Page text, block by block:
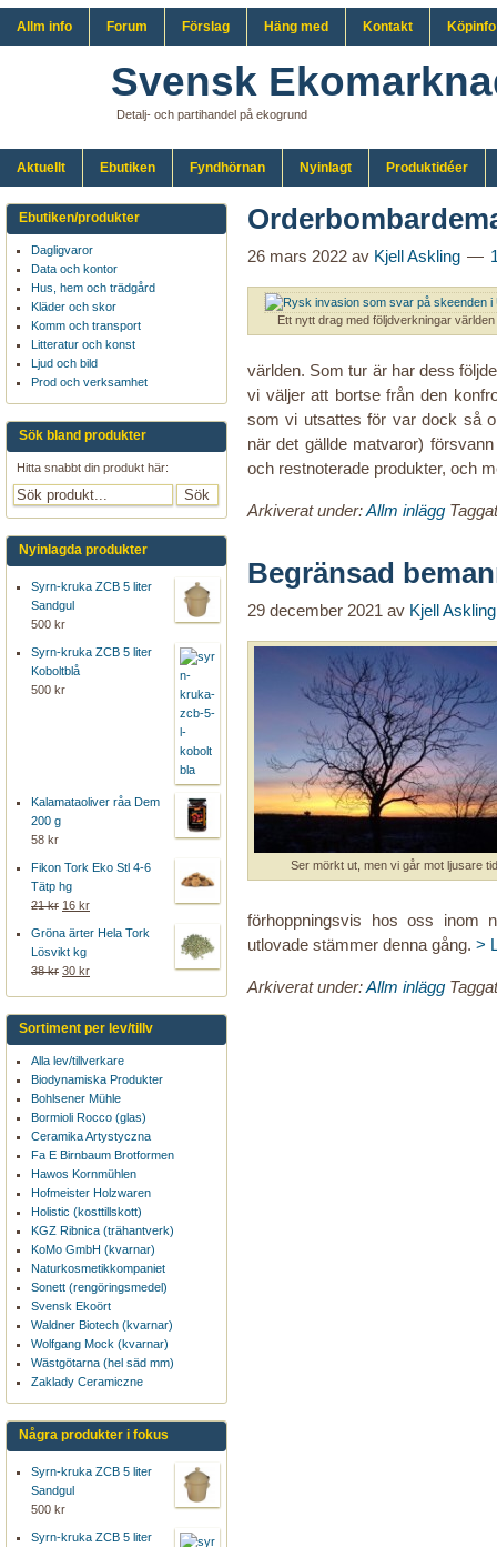
Allm info Forum Förslag Häng med Kontakt Köpinfo
Svensk
Detalj- och partihandel på ekogrund
Aktuellt Ebutiken Fyndhörnan Nyinlagt Produktidéer
26 mars 2022 av Kjell Askling
Ett nytt drag med följdverkningar
världen. Som tur är har dess
vi väljer att bortse från den
som vi utsattes för var dock så
när det gällde matvaror)
och restnoterade produkter, och
Arkiverat under:Allm inlägg
Begränsad
29 december 2021 av Kjell Askling
Ser mörkt ut, men vi går mot ljusare
förhoppningsvis hos oss inom
utlovade stämmer denna gång. >
Arkiverat under:Allm inlägg
Ebutiken/produkter
Dagligvaror
Data och kontor
Hus, hem och trädgård
Kläder och skor
Komm och transport
Litteratur och konst
Ljud och bild
Prod och verksamhet
Sök bland produkter
Hitta snabbt din produkt här:
Nyinlagda produkter
Syrn-kruka ZCB 5 liter
Sandgul
500 kr
Syrn-kruka ZCB 5 liter
Koboltblå
500 kr
Kalamataoliver råa Dem
200 g
58 kr
Fikon Tork Eko Stl 4-6
Tätp hg
21 kr 16 kr
Gröna ärter Hela Tork
Lösvikt kg
38 kr 30 kr
Sortiment per lev/tillv
Alla lev/tillverkare
Biodynamiska Produkter
Bohlsener Mühle
Bormioli Rocco (glas)
Ceramika Artystyczna
Fa E Birnbaum Brotformen
Hawos Kornmühlen
Hofmeister Holzwaren
Holistic (kosttillskott)
KGZ Ribnica (trähantverk)
KoMo GmbH (kvarnar)
Naturkosmetikkompaniet
Sonett (rengöringsmedel)
Svensk Ekoört
Waldner Biotech (kvarnar)
Wolfgang Mock (kvarnar)
Wästgötarna (hel säd mm)
Zaklady Ceramiczne
Några produkter i fokus
Syrn-kruka ZCB 5 liter
Sandgul
500 kr
Syrn-kruka ZCB 5 liter